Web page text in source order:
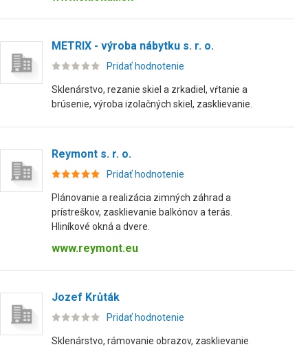
METRIX - výroba nábytku s. r. o.
Pridať hodnotenie
Sklenárstvo, rezanie skiel a zrkadiel, vŕtanie a
brúsenie, výroba izolačných skiel, zasklievanie.
Reymont s. r. o.
Pridať hodnotenie
Plánovanie a realizácia zimných záhrad a
prístreškov, zasklievanie balkónov a terás.
Hliníkové okná a dvere.
www.reymont.eu
Jozef Krůták
Pridať hodnotenie
Sklenárstvo, rámovanie obrazov, zasklievanie